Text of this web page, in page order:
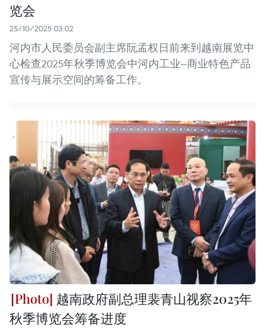
览会
25/10/2025 03:02
河内市人民委员会副主席阮孟权日前来到越南展览中
心检查2025年秋季博览会中河内工业—商业特色产品
宣传与展示空间的筹备工作。
越南政府副总理裴青山视察2025年
秋季博览会筹备进度